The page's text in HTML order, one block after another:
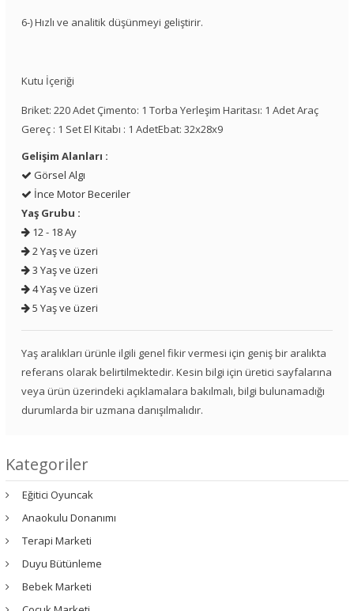
6-) Hızlı ve analitik düşünmeyi geliştirir.
Kutu İçeriği
Briket: 220 Adet Çimento: 1 Torba Yerleşim Haritası: 1 Adet Araç
Gereç : 1 Set El Kitabı : 1 AdetEbat: 32x28x9
Gelişim Alanları :
Görsel Algı
İnce Motor Beceriler
Yaş Grubu :
12 - 18 Ay
2 Yaş ve üzeri
3 Yaş ve üzeri
4 Yaş ve üzeri
5 Yaş ve üzeri
Yaş aralıkları ürünle ilgili genel fikir vermesi için geniş bir aralıkta
referans olarak belirtilmektedir. Kesin bilgi için üretici sayfalarına
veya ürün üzerindeki açıklamalara bakılmalı, bilgi bulunamadığı
durumlarda bir uzmana danışılmalıdır.
Kategoriler
Eğitici Oyuncak
Anaokulu Donanımı
Terapi Marketi
Duyu Bütünleme
Bebek Marketi